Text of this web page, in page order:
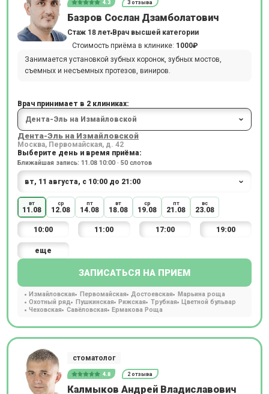
4.3 3 отзыва
Базров Сослан Дзамболатович
Стаж 18 лет Врач высшей категории
Стоимость приёма в клинике: 1000₽
Занимается установкой зубных коронок, зубных мостов,
съемных и несъемных протезов, виниров.
Врач принимает в 2 клиниках:
Дента-Эль на Измайловской
Москва, Первомайская, д. 42
Выберите день и время приёма:
Ближайшая запись: 11.08 10:00 · 50 слотов
вт
11.08
ср
12.08
пт
14.08
вт
18.08
ср
19.08
пт
21.08
вс
23.08
10:00 11:00 17:00 19:00
еще
ЗАПИСАТЬСЯ НА ПРИЕМ
Измайловская Первомайская Достоевская
Марьина роща
Охотный ряд
Пушкинская Рижская Трубная
Цветной бульвар
Чеховская
Савёловская Ермакова Роща
стоматолог
4.8 2 отзыва
Калмыков Андрей Владиславович